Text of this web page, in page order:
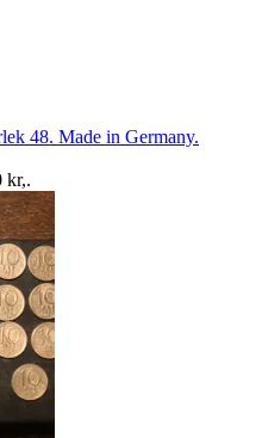
48. Made in Germany.
kr,.